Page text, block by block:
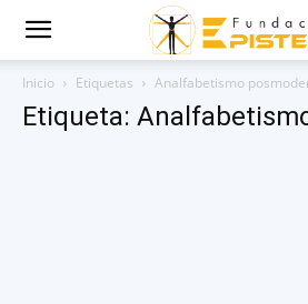
Inicio Etiquetas Analfabetismo
Etiqueta: